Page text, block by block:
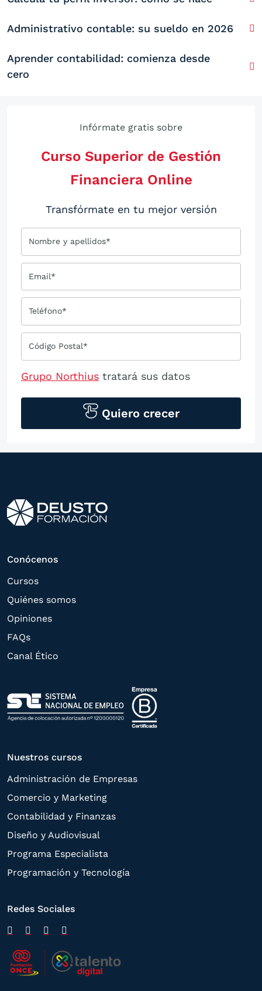
Administrativo contable: su sueldo en 2026
Aprender contabilidad: comienza desde
cero
Infórmate gratis sobre
Curso Superior de Gestión
Financiera Online
Transfórmate en tu mejor versión
Nombre y apellidos*
Email*
Teléfono*
Código Postal*
Grupo Northius tratará sus datos
tecnológicos, incluso aplicaciones de
mensajería instantánea, con el fin de
interés manifestado y, en su caso, para
tramitar la contratación
estas puedan hacerle llegar la mejor
oferta de productos y servicios de acuerdo
a su petición. Quedan reconocidos los
derechos de acceso,
rectificación, supresión, oposición,
Política de Privacidad .
Quiero crecer
Conócenos
Cursos
Quiénes somos
Opiniones
FAQs
Canal Ético
Nuestros cursos
Administración de Empresas
Comercio y Marketing
Contabilidad y Finanzas
Diseño y Audiovisual
Programa Especialista
Programación y Tecnología
Redes Sociales